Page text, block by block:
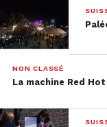
NON CLASSÉ
La machine Red